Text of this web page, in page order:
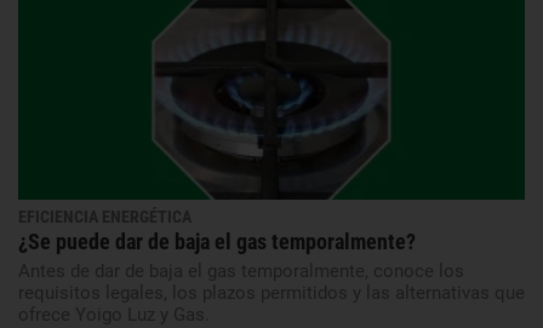
EFICIENCIA ENERGÉTICA
¿Se puede dar de baja el gas temporalmente?
Antes de dar de baja el gas temporalmente, conoce los
requisitos legales, los plazos permitidos y las alternativas que
ofrece Yoigo Luz y Gas.